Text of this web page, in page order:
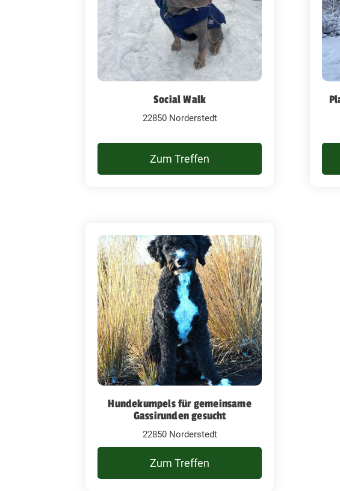
Social Walk
22850 Norderstedt
Zum Treffen
Hundekumpels für gemeinsame
Gassirunden gesucht
22850 Norderstedt
Zum Treffen